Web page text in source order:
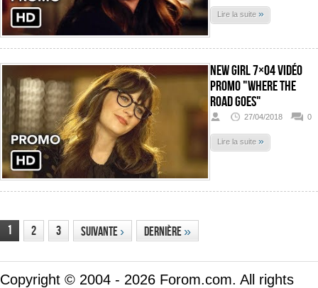
Lire la suite »
New Girl 7×04 Vidéo
promo "Where The
Road Goes"
27/04/2018 0
Lire la suite »
1 2 3 Suivante› Dernière»
Copyright © 2004 - 2026 Forom.com. All rights